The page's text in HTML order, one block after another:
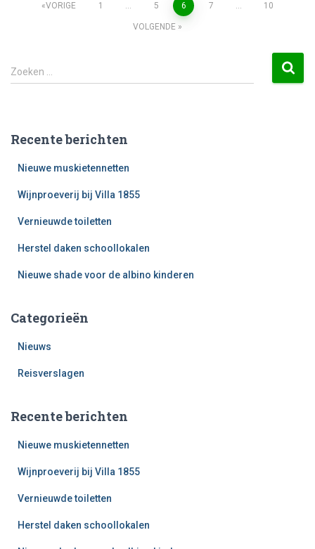
VORIGE 1 … 5 6 7 … 10
VOLGENDE
Zoeken …
Recente berichten
Nieuwe muskietennetten
Wijnproeverij bij Villa 1855
Vernieuwde toiletten
Herstel daken schoollokalen
Nieuwe shade voor de albino kinderen
Categorieën
Nieuws
Reisverslagen
Recente berichten
Nieuwe muskietennetten
Wijnproeverij bij Villa 1855
Vernieuwde toiletten
Herstel daken schoollokalen